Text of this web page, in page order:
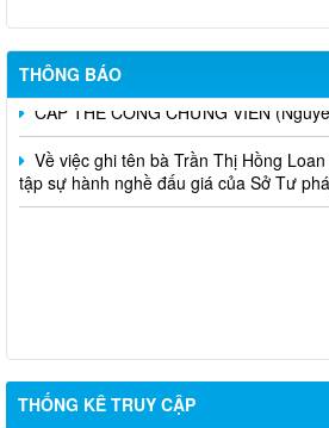
THÔNG BÁO
CẤP LẠI THẺ CÔNG CHỨNG VIÊN
CẤP THẺ CÔNG CHỨNG VIÊN
Về việc ghi tên bà Trần Thị Hồng
tập sự hành nghề đấu giá của Sở Tư
THỐNG KÊ TRUY CẬP